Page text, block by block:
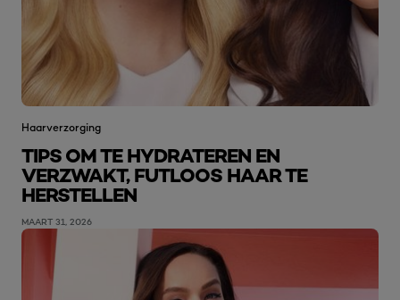
Haarverzorging
TIPS OM TE HYDRATEREN EN
VERZWAKT, FUTLOOS HAAR TE
HERSTELLEN
MAART 31, 2026